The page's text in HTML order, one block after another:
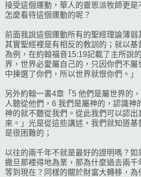
接受這個運動，華人的靈恩派牧師更是
怎麼看待這個運動的呢？
前面我說這個運動所有的聖經理論薄弱
其實聖經裡是有相反的教訓的；就以基
為例，在約翰福音15:19記載了主所說
界，世界必愛屬自己的，只因你們不屬
中揀選了你們，所以世界就恨你們。」
另外約翰一書4章「5 他們是屬世界的
人聽從他們，6 我們是屬神的，認識神
神的就不聽從我們。從此我們可以認出
來。」光是從這些講述，我們就知道基
是很困難的；
以往的兩千年不就是最好的證明嗎？如
撒旦那裡得地為業，那為什麼過去兩千
等到現在？同樣的關於財富大轉移，為